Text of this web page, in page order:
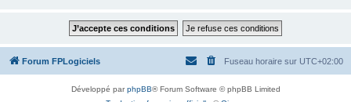
Forum FPLogiciels Fuseau horaire sur UTC+02:00
Développé parphpBB® Forum Software © phpBB Limited